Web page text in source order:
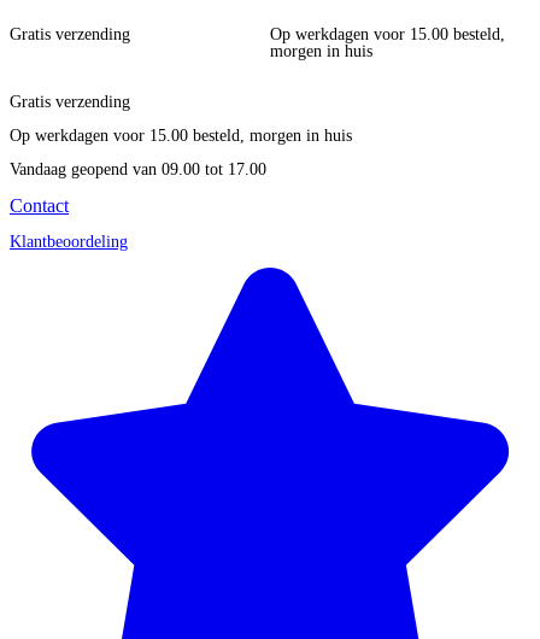
Gratis verzending
Op werkdagen voor 15.00 besteld,
morgen in huis
Gratis verzending
Op werkdagen voor 15.00 besteld, morgen in huis
Vandaag geopend van 09.00 tot 17.00
Contact
Klantbeoordeling